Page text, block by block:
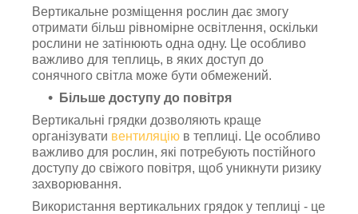
Вертикальне розміщення рослин дає змогу
отримати більш рівномірне освітлення, оскільки
рослини не затінюють одна одну. Це особливо
важливо для теплиць, в яких доступ до
сонячного світла може бути обмежений.
Більше доступу до повітря
Вертикальні грядки дозволяють краще
організувати вентиляцію в теплиці. Це особливо
важливо для рослин, які потребують постійного
доступу до свіжого повітря, щоб уникнути ризику
захворювання.
Використання вертикальних грядок у теплиці - це